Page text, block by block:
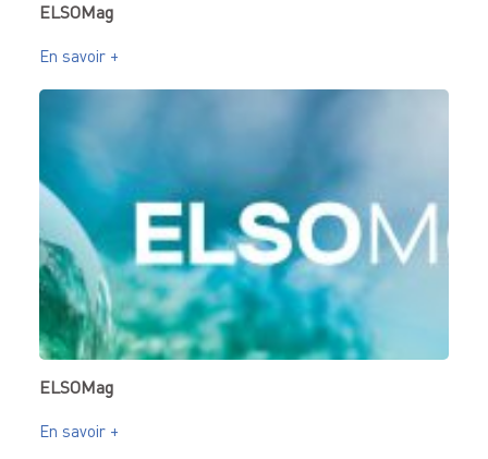
ELSOMag
En savoir +
ELSOMag
En savoir +